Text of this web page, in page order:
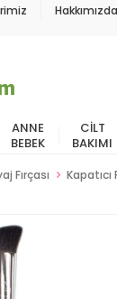
Hakkımızda
ANNE
BEBEK
CILT
BAKIMI
Fırçası Kapatıcı